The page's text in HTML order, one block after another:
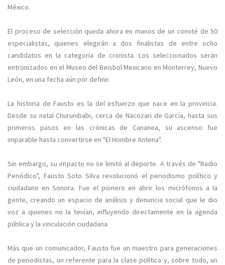
México.
El proceso de selección queda ahora en manos de un comité de 50
especialistas, quienes elegirán a dos finalistas de entre ocho
candidatos en la categoría de cronista. Los seleccionados serán
entronizados en el Museo del Beisbol Mexicano en Monterrey, Nuevo
León, en una fecha aún por definir.
La historia de Fausto es la del esfuerzo que nace en la provincia.
Desde su natal Churunibabi, cerca de Nacozari de García, hasta sus
primeros pasos en las crónicas de Cananea, su ascenso fue
imparable hasta convertirse en "El Hombre Antena".
Sin embargo, su impacto no se limitó al deporte. A través de "Radio
Periódico", Fausto Soto Silva revolucionó el periodismo político y
ciudadano en Sonora. Fue el pionero en abrir los micrófonos a la
gente, creando un espacio de análisis y denuncia social que le dio
voz a quienes no la tenían, influyendo directamente en la agenda
pública y la vinculación ciudadana.
Más que un comunicador, Fausto fue un maestro para generaciones
de periodistas, un referente para la clase política y, sobre todo, un